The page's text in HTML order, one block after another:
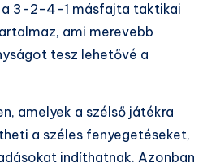
a 3-2-4-1 másfajta taktikai
ami merevebb
tesz lehetővé a
amelyek a szélső játékra
a széles fenyegetéseket,
indíthatnak. Azonban